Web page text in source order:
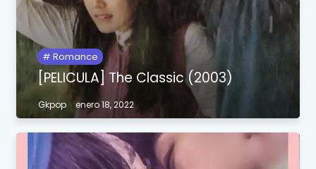
Romance
[PELICULA] The Classic (2003)
Gkpop enero 18, 2022